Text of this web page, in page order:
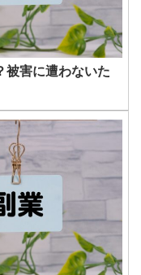
被害に遭わないた